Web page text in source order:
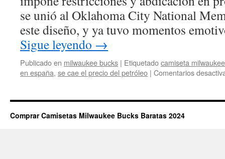
se unió al Oklahoma City National
este diseño, y ya tuvo momentos
Sigue leyendo →
Publicado en milwaukee bucks | Etiquetadocamiseta
en españa, se cae el precio del petróleo | Comentarios
Comprar Camisetas Milwaukee Bucks Baratas 2024